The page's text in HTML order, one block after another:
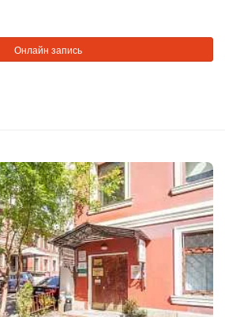
Онлайн запись